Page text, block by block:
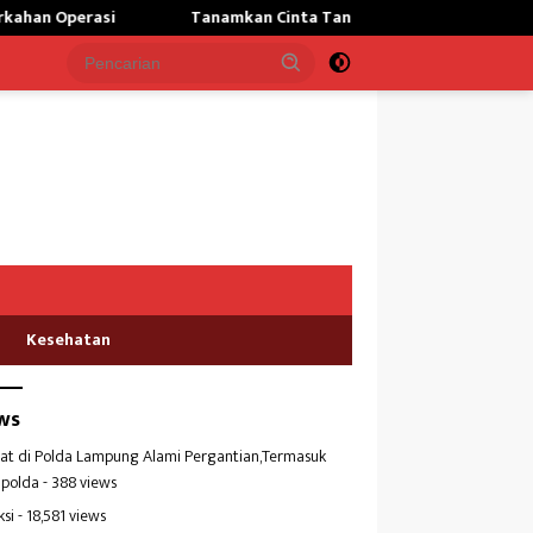
Cinta Tanah Air,Personil Nanggala Bekali Wasbang
Kesehatan
di Polda Lampung Alami Pergantian,Termasuk
- 388 views
- 18,581 views